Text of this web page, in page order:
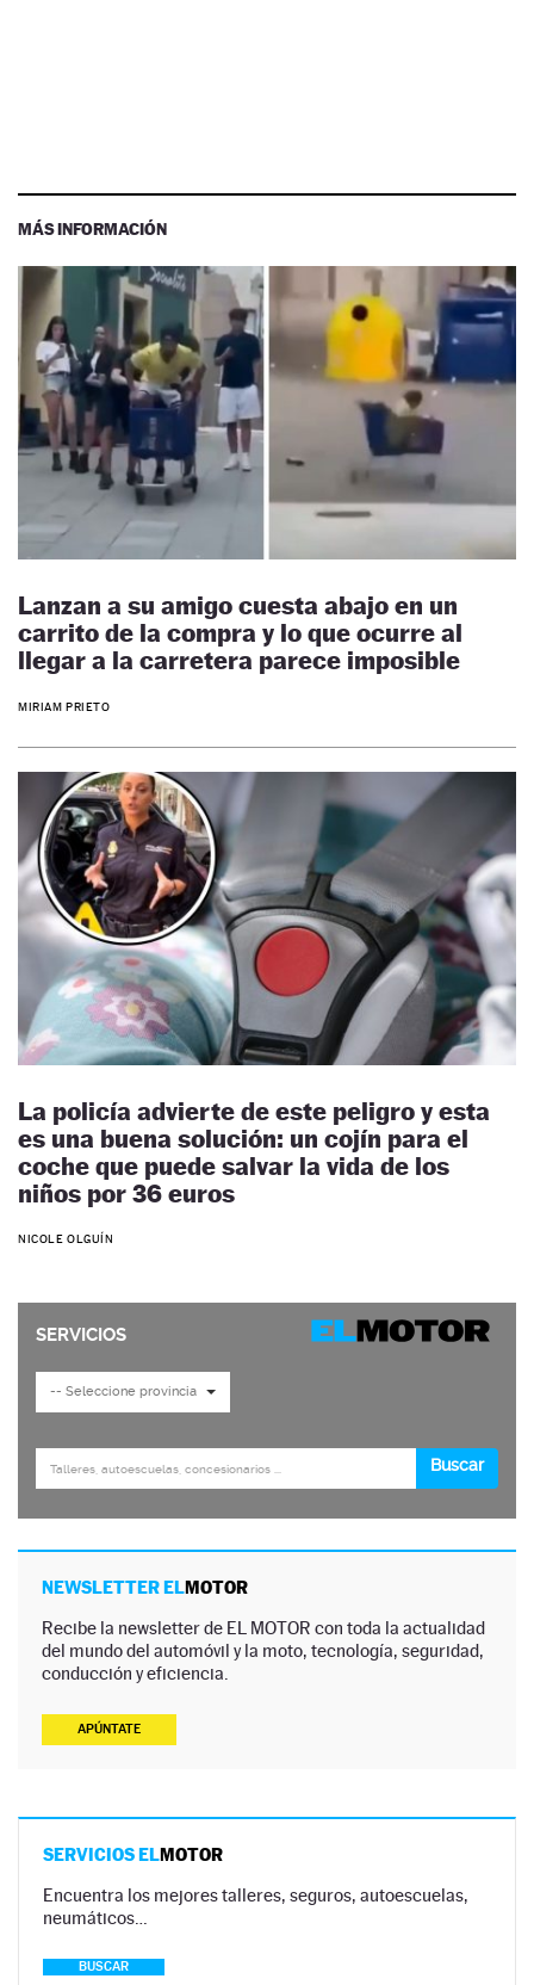
MÁS INFORMACIÓN
Lanzan a su amigo cuesta abajo en un
carrito de la compra y lo que ocurre al
llegar a la carretera parece imposible
MIRIAM PRIETO
La policía advierte de este peligro y esta
es una buena solución: un cojín para el
coche que puede salvar la vida de los
niños por 36 euros
NICOLE OLGUÍN
NEWSLETTER ELMOTOR
Recibe la newsletter de EL MOTOR con toda la actualidad
del mundo del automóvil y la moto, tecnología, seguridad,
conducción y eficiencia.
APÚNTATE
SERVICIOS ELMOTOR
Encuentra los mejores talleres, seguros, autoescuelas,
neumáticos…
BUSCAR